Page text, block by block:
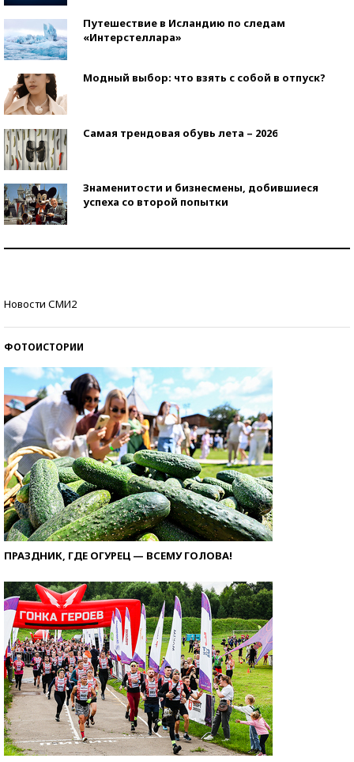
Путешествие в Исландию по следам
«Интерстеллара»
Модный выбор: что взять с собой в отпуск?
Самая трендовая обувь лета – 2026
Знаменитости и бизнесмены, добившиеся
успеха со второй попытки
Новости СМИ2
ФОТОИСТОРИИ
ПРАЗДНИК, ГДЕ ОГУРЕЦ — ВСЕМУ ГОЛОВА!